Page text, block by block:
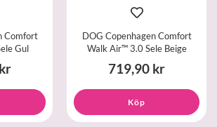
Comfort
Gul
DOG Copenhagen Comfort
Walk Air™ 3.0 Sele Beige
719,90 kr
Köp